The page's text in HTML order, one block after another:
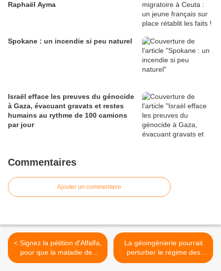
Raphaël Ayma
Spokane : un incendie si peu naturel
Israël efface les preuves du génocide
à Gaza, évacuant gravats et restes
humains au rythme de 100 camions
par jour
Commentaires
Ajouter un commentaire
< Signez la pétition d'Alfalfa,
pour que la maladie des
morgellons sorte de l'ombre
La géoingénierie pourrait
perturber le régime des
précipitations >